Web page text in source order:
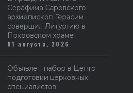
Серафима Саровского
архиепископ Герасим
совершил Литургию в
Покровском храме
01 августа, 2026
Объявлен набор в Центр
подготовки церковных
специалистов